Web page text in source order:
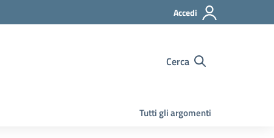
Accedi
Cerca
Tutti gli argomenti